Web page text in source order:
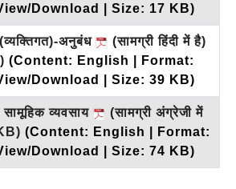
Download | Size: 17 KB)
अनुबंध
(सामग्री हिंदी में है)
(Content: English | Format:
Download | Size: 39 KB)
व्यवसाय
(सामग्री अंग्रेजी में
(Content: English | Format:
Download | Size: 74 KB)